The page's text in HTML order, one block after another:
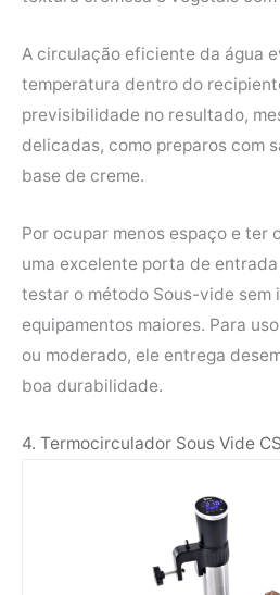
A circulação eficiente da água
temperatura dentro do
previsibilidade no resultado,
delicadas, como preparos com
base de creme.
Por ocupar menos espaço e ter
uma excelente porta de
testar o método Sous-vide sem
equipamentos maiores. Para
ou moderado, ele entrega
boa durabilidade.
4. Termocirculador Sous Vide